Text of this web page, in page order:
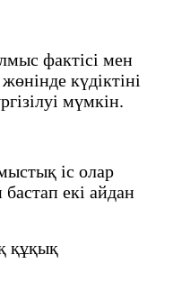
фактісі мен
күдіктіні
мүмкін.
іс олар
бастап екі айдан
құқық